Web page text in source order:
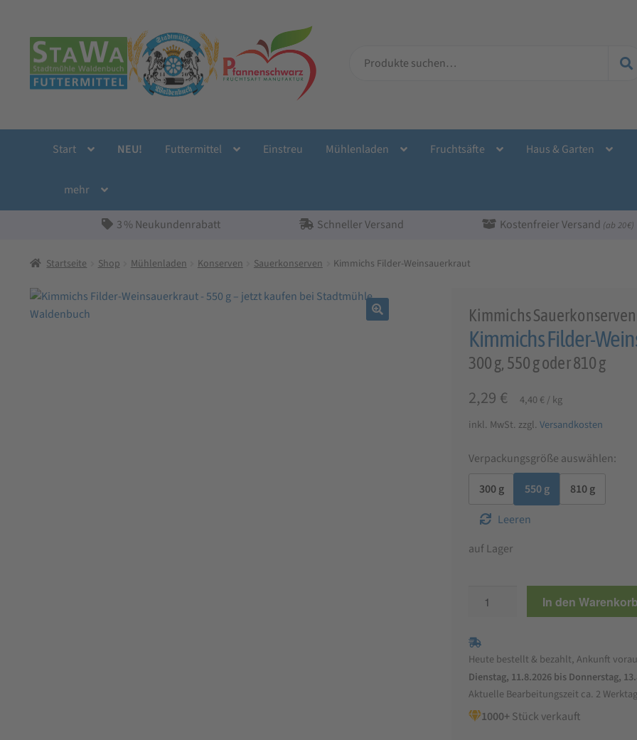
Navigation
springen
Inhalt
springen
nach:
Start NEU! Futtermittel Einstreu Mühlenladen Fruchtsäfte Haus & Garten
mehr
3 % Neukundenrabatt Schneller Versand Kostenfreier Versand (ab 20 €)
Startseite Shop Mühlenladen Konserven Sauerkonserven Kimmichs Filder-Weinsauerkraut
Kimmichs Sauerkonserven
Kimmichs Filder-
300 g, 550 g oder 810 g
2,29 € 4,40 € /kg
inkl. MwSt. zzgl. Versandkosten
Verpackungsgröße auswählen:
300 g
550 g
810 g
Leeren
auf Lager
Filder-
Menge
In den Warenkorb
Heute bestellt & bezahlt, Ankunft
Dienstag, 11.8.2026 bis Donnerstag,
Aktuelle Bearbeitungszeit ca. 2
1000+Stück verkauft